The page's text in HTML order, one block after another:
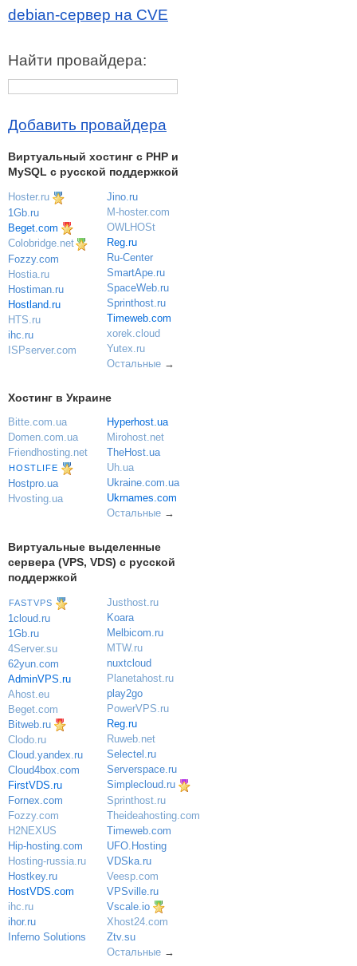
debian-сервер на CVE
Найти провайдера:
Добавить провайдера
Виртуальный хостинг c PHP и
MySQL с русской поддержкой
Hoster.ru
1Gb.ru
Beget.com
Colobridge.net
Fozzy.com
Hostia.ru
Hostiman.ru
Hostland.ru
HTS.ru
ihc.ru
ISPserver.com
Jino.ru
M-hoster.com
OWLHOSt
Reg.ru
Ru-Center
SmartApe.ru
SpaceWeb.ru
Sprinthost.ru
Timeweb.com
xorek.cloud
Yutex.ru
Остальные→
Хостинг в Украине
Bitte.com.ua
Domen.com.ua
Friendhosting.net
HOSTLIFE
Hostpro.ua
Hvosting.ua
Hyperhost.ua
Mirohost.net
TheHost.ua
Uh.ua
Ukraine.com.ua
Ukrnames.com
Остальные→
Виртуальные выделенные
сервера (VPS, VDS) с русской
поддержкой
FASTVPS
1cloud.ru
1Gb.ru
4Server.su
62yun.com
AdminVPS.ru
Ahost.eu
Beget.com
Bitweb.ru
Clodo.ru
Cloud.yandex.ru
Cloud4box.com
FirstVDS.ru
Fornex.com
Fozzy.com
H2NEXUS
Hip-hosting.com
Hosting-russia.ru
Hostkey.ru
HostVDS.com
ihc.ru
ihor.ru
Inferno Solutions
Justhost.ru
Koara
Melbicom.ru
MTW.ru
nuxtcloud
Planetahost.ru
play2go
PowerVPS.ru
Reg.ru
Ruweb.net
Selectel.ru
Serverspace.ru
Simplecloud.ru
Sprinthost.ru
Theideahosting.com
Timeweb.com
UFO.Hosting
VDSka.ru
Veesp.com
VPSville.ru
Vscale.io
Xhost24.com
Ztv.su
Остальные→